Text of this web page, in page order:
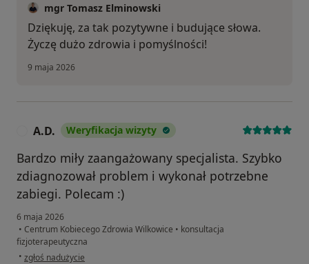
mgr Tomasz Elminowski
Dziękuję, za tak pozytywne i budujące słowa.
Życzę dużo zdrowia i pomyślności!
9 maja 2026
A.D. Weryfikacja wizyty
Bardzo miły zaangażowany specjalista. Szybko
zdiagnozował problem i wykonał potrzebne
zabiegi. Polecam :)
6 maja 2026
• Centrum Kobiecego Zdrowia Wilkowice • konsultacja
fizjoterapeutyczna
• w opinii użytkownika A.D.
zgłoś nadużycie